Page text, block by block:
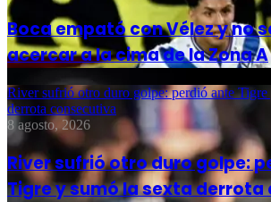
Boca empató con Vélez y no
acercar a la cima de la Zona A
River sufrió otro duro golpe: perdió ante Tigre
derrota consecutiva
8 agosto, 2026
River sufrió otro duro golpe:
Tigre y sumó la sexta